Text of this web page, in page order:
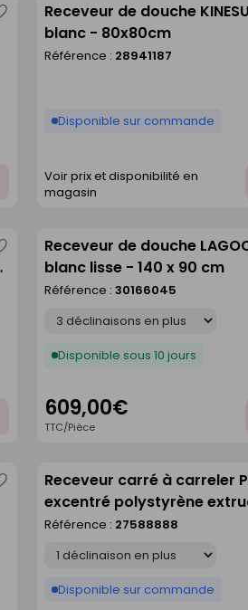
comme
Receveur de douche
blanc - 80x80cm
Référence : 28941187
Disponible sur commande
Voir prix et disponibilité en
magasin
Receveur de douche
blanc lisse - 140 x 90 cm
Référence : 30166045
Disponible sous 10 jours
609,00€
TTC/Pièce
comme
Receveur carré à carreler
excentré polystyrène
haut.4cm larg.120cm
Référence : 27588888
Disponible sur commande